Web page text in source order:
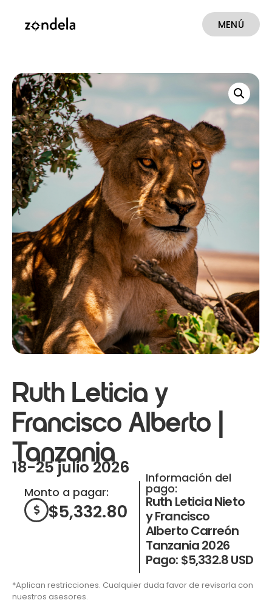
MENÚ
Ruth Leticia y
Francisco Alberto|
Tanzania
18-25 julio 2026
Monto a pagar:
$5,332.80
Información del
pago:
Ruth Leticia Nieto
y Francisco
Alberto Carreón
Tanzania 2026
Pago: $5,332.8 USD
*Aplican restricciones. Cualquier duda favor de revisarla con
nuestros asesores.